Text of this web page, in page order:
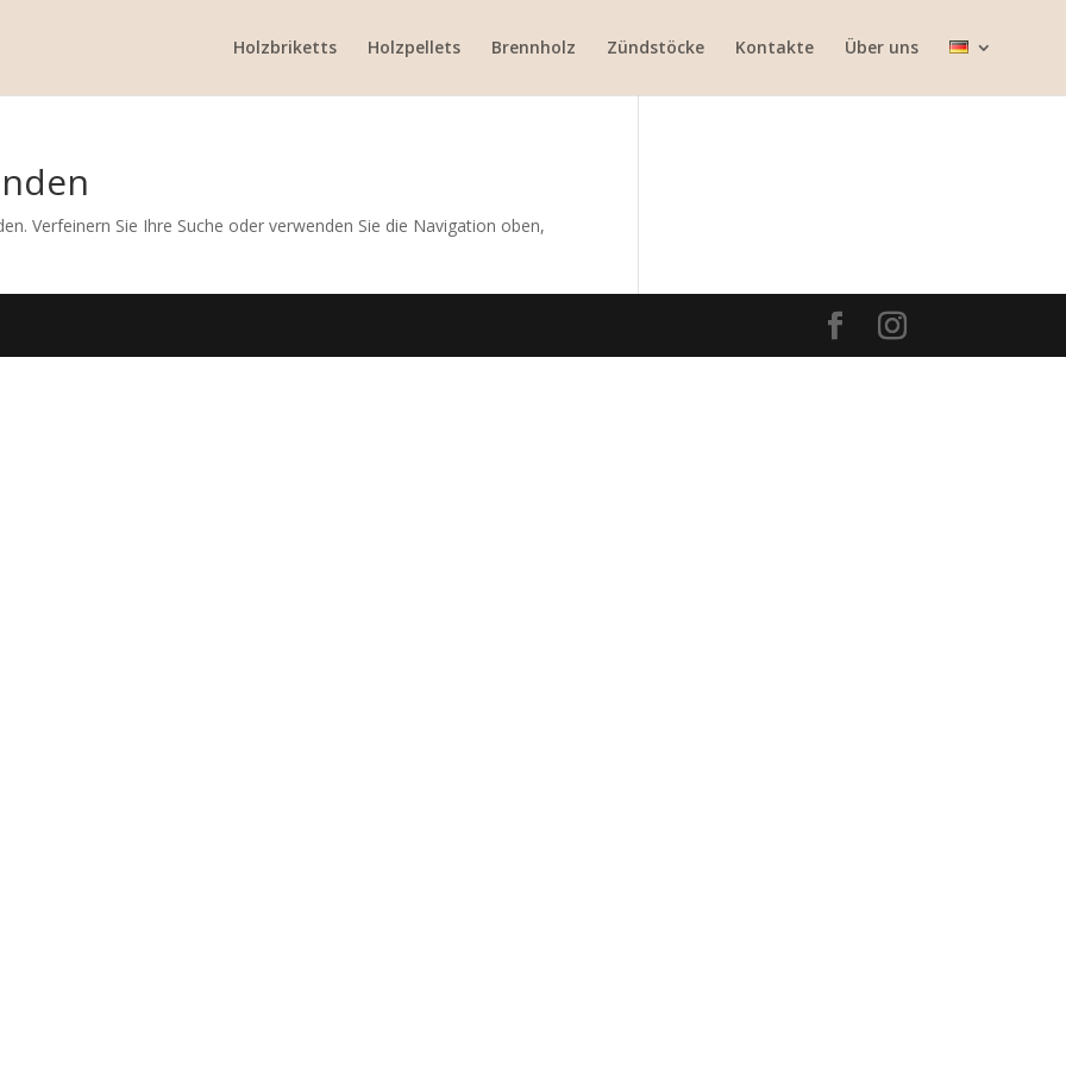
Holzbriketts Holzpellets Brennholz Zündstöcke Kontakte Über uns
Verfeinern Sie Ihre Suche oder verwenden Sie die Navigation oben,